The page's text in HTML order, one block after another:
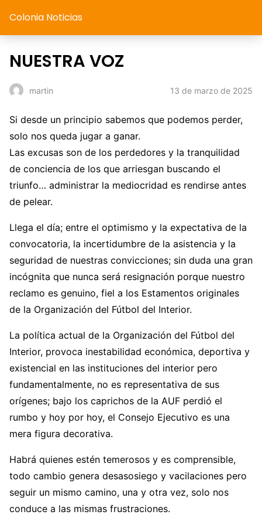
Colonia Noticias
NUESTRA VOZ
martin 13 de marzo de 2025
Si desde un principio sabemos que podemos perder,
solo nos queda jugar a ganar.
Las excusas son de los perdedores y la tranquilidad
de conciencia de los que arriesgan buscando el
triunfo… administrar la mediocridad es rendirse antes
de pelear.
Llega el día; entre el optimismo y la expectativa de la
convocatoria, la incertidumbre de la asistencia y la
seguridad de nuestras convicciones; sin duda una gran
incógnita que nunca será resignación porque nuestro
reclamo es genuino, fiel a los Estamentos originales
de la Organización del Fútbol del Interior.
La política actual de la Organización del Fútbol del
Interior, provoca inestabilidad económica, deportiva y
existencial en las instituciones del interior pero
fundamentalmente, no es representativa de sus
orígenes; bajo los caprichos de la AUF perdió el
rumbo y hoy por hoy, el Consejo Ejecutivo es una
mera figura decorativa.
Habrá quienes estén temerosos y es comprensible,
todo cambio genera desasosiego y vacilaciones pero
seguir un mismo camino, una y otra vez, solo nos
conduce a las mismas frustraciones.